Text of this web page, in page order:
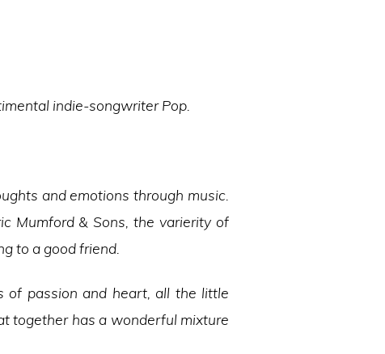
indie-songwriter Pop.
and emotions through music.
Mumford & Sons, the varierity of
to a good friend.
of passion and heart, all the little
together has a wonderful mixture